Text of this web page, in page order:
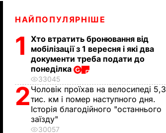
НАЙПОПУЛЯРНІШЕ
1
Хто втратить бронювання від
мобілізації з 1 вересня і які два
документи треба подати до
понеділка
33045
2 Чоловік проїхав на велосипеді 5,3
тис. км і помер наступного дня.
Історія благодійного "останнього
заїзду"
30057